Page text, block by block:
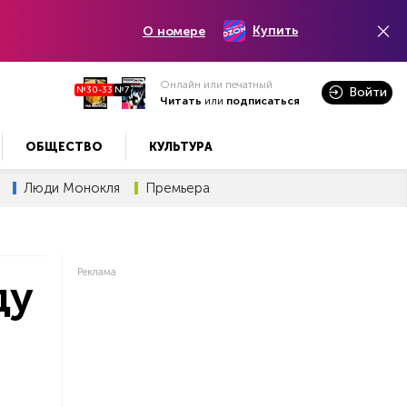
О номере Купить
№30-33 №7
Онлайн или печатный
Читать или подписаться
Войти
ОБЩЕСТВО КУЛЬТУРА
Люди Монокля Премьера
Реклама